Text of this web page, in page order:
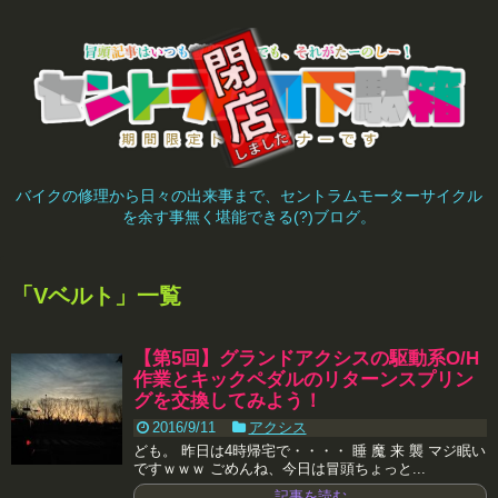
バイクの修理から日々の出来事まで、セントラムモーターサイクル
を余す事無く堪能できる(?)ブログ。
「 Vベルト 」 一覧
【第5回】グランドアクシスの駆動系O/H
作業とキックペダルのリターンスプリン
グを交換してみよう！
2016/9/11
アクシス
ども。 昨日は4時帰宅で・・・・ 睡 魔 来 襲 マジ眠い
ですｗｗｗ ごめんね、今日は冒頭ちょっと...